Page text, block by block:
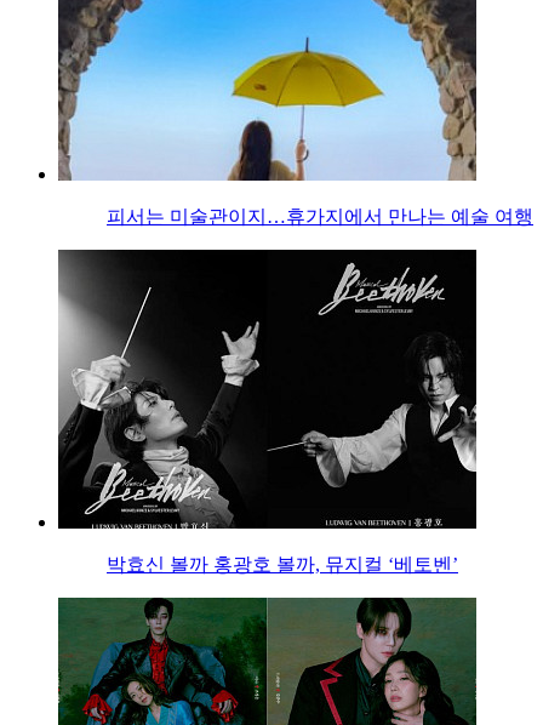
피서는 미술관이지…휴가지에서 만나는 예술 여행
박효신 볼까 홍광호 볼까, 뮤지컬 ‘베토벤’